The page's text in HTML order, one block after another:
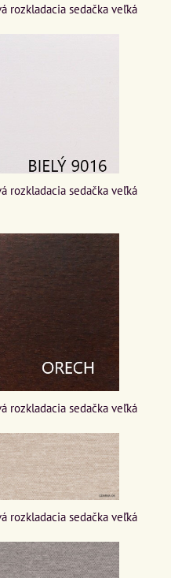
rozkladacia sedačka veľká
rozkladacia sedačka veľká
rozkladacia sedačka veľká
rozkladacia sedačka veľká